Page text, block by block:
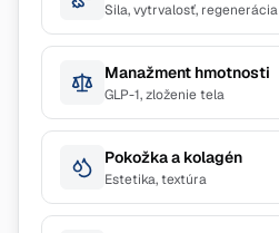
Sila, vytrvalosť, regenerácia
Manažment hmotnosti
GLP-1, zloženie tela
Pokožka a kolagén
Estetika, textúra